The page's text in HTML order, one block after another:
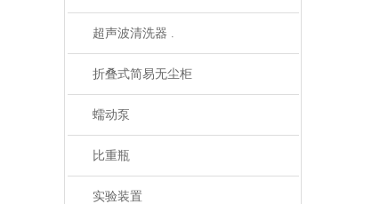
超声波清洗器 .
折叠式简易无尘柜
蠕动泵
比重瓶
实验装置